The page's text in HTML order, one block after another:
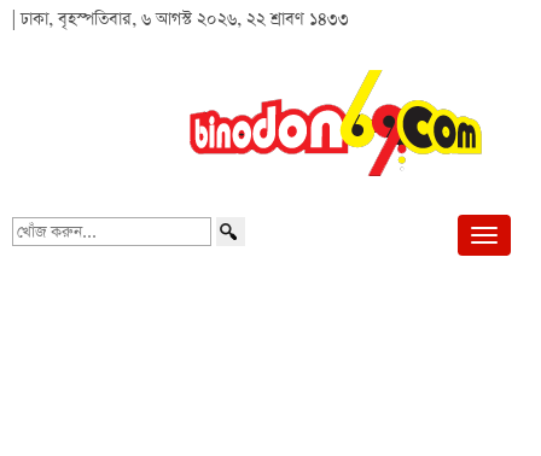
| ঢাকা, বৃহস্পতিবার, ৬ আগস্ট ২০২৬, ২২ শ্রাবণ ১৪৩৩
খোঁজ